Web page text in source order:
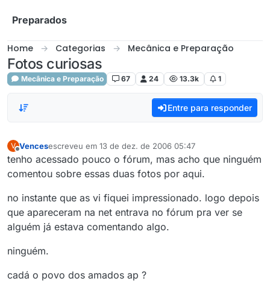
Preparados
Home Categorias Mecânica e Preparação
Fotos curiosas
Mecânica e Preparação 67 24 13.3k 1
Entre para responder
V
Offline
Vencesescreveu em 13 de dez. de 2006 05:47
última edição por
tenho acessado pouco o fórum, mas acho que ninguém
comentou sobre essas duas fotos por aqui.
no instante que as vi fiquei impressionado. logo depois
que apareceram na net entrava no fórum pra ver se
alguém já estava comentando algo.
ninguém.
cadá o povo dos amados ap ?